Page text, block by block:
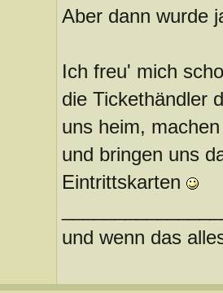
Aber dann wurde
Ich freu' mich
die Tickethändler
uns heim,
und bringen uns
Eintrittskarten
und wenn das